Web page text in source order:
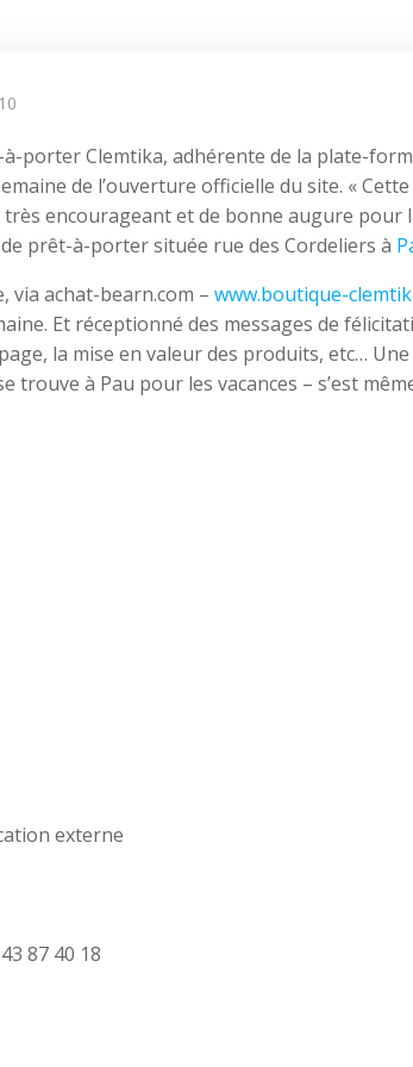
porter Clemtika, adhérente de la plate-
de l’ouverture officielle du site. «
très encourageant et de bonne augure pour
prêt-à-porter située rue des Cordeliers à
via achat-bearn.com – www.boutique-
Et réceptionné des messages de
la mise en valeur des produits, etc…
trouve à Pau pour les vacances – s’est
externe
87 40 18